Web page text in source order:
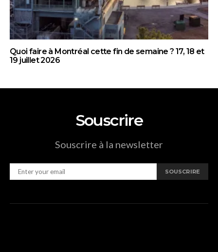
Quoi faire à Montréal cette fin de semaine ? 17, 18 et
19 juillet 2026
Souscrire
Souscrire à la newsletter
SOUSCRIRE